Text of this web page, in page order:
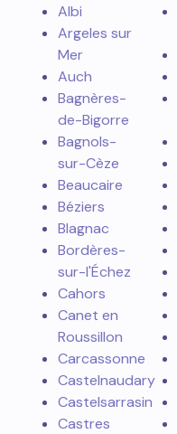
Albi
Argeles sur
Mer
Auch
Bagnères-
de-Bigorre
Bagnols-
sur-Cèze
Beaucaire
Béziers
Blagnac
Bordères-
sur-l'Échez
Cahors
Canet en
Roussillon
Carcassonne
Castelnaudary
Castelsarrasin
Castres